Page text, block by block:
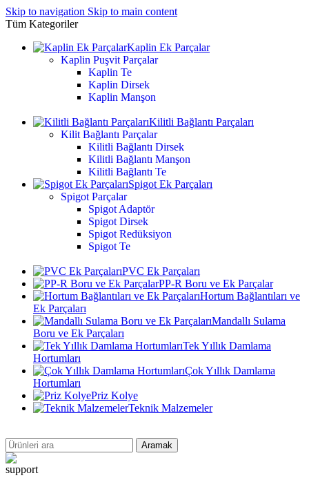
Skip to navigation Skip to main content
Tüm Kategoriler
Kaplin Ek Parçalar
Kaplin Puşvit Parçalar
Kaplin Te
Kaplin Dirsek
Kaplin Manşon
Kilitli Bağlantı Parçaları
Kilit Bağlantı Parçalar
Kilitli Bağlantı Dirsek
Kilitli Bağlantı Manşon
Kilitli Bağlantı Te
Spigot Ek Parçaları
Spigot Parçalar
Spigot Adaptör
Spigot Dirsek
Spigot Redüksiyon
Spigot Te
PVC Ek Parçaları
PP-R Boru ve Ek Parçalar
Hortum Bağlantıları ve
Ek Parçaları
Mandallı Sulama
Boru ve Ek Parçaları
Tek Yıllık Damlama
Hortumları
Çok Yıllık Damlama
Hortumları
Priz Kolye
Teknik Malzemeler
Aramak